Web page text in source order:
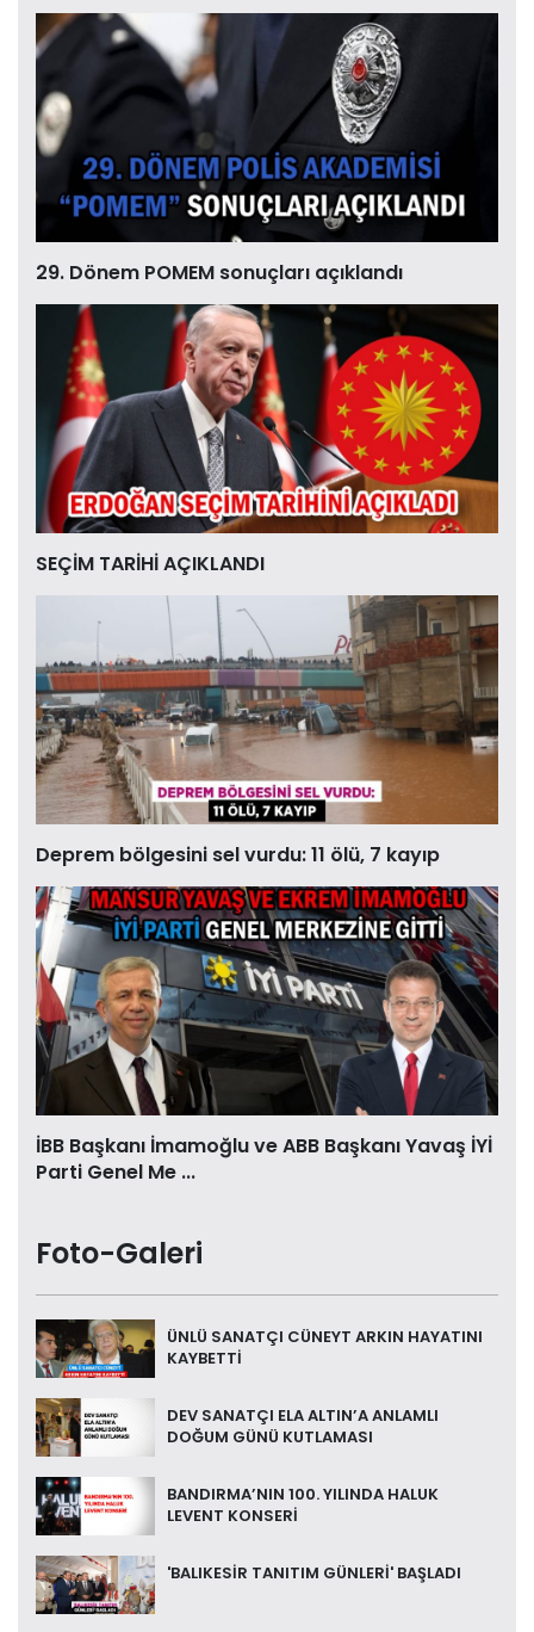
29. Dönem POMEM sonuçları açıklandı
SEÇİM TARİHİ AÇIKLANDI
Deprem bölgesini sel vurdu: 11 ölü, 7 kayıp
İBB Başkanı İmamoğlu ve ABB Başkanı Yavaş İYİ
Parti Genel Me ...
Foto-Galeri
ÜNLÜ SANATÇI CÜNEYT ARKIN HAYATINI
KAYBETTİ
DEV SANATÇI ELA ALTIN’A ANLAMLI
DOĞUM GÜNÜ KUTLAMASI
BANDIRMA’NIN 100. YILINDA HALUK
LEVENT KONSERİ
'BALIKESİR TANITIM GÜNLERİ' BAŞLADI